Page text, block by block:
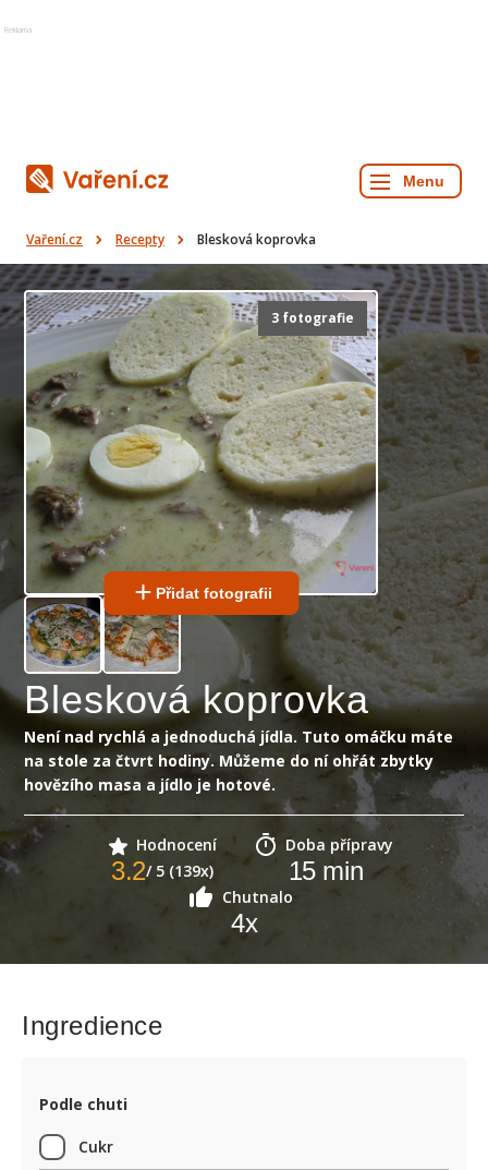
Reklama
Vaření.cz Recepty Blesková koprovka
3 fotografie
Přidat fotografii
Blesková koprovka
Není nad rychlá a jednoduchá jídla. Tuto omáčku máte
na stole za čtvrt hodiny. Můžeme do ní ohřát zbytky
hovězího masa a jídlo je hotové.
Hodnocení
3.2/ 5 (139x)
Doba přípravy
15min
Chutnalo
4x
Ingredience
Podle chuti
Cukr